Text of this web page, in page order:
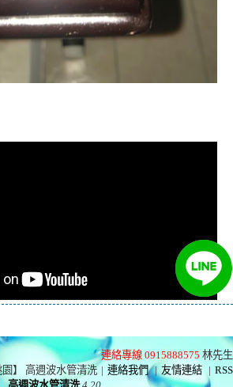
連絡專線 0915888575 林先生
】 高週波水管清洗 | 連絡我們 | 友情連結 | RSS